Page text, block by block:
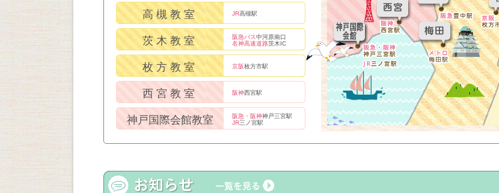
高槻教室 JR高槻駅
茨木教室 阪急バス中河原南口
名神高速道路茨木IC
枚方教室 京阪枚方市駅
西宮教室 阪神西宮駅
神戸国際会館教室 阪急・阪神神戸三宮駅
JR三ノ宮駅